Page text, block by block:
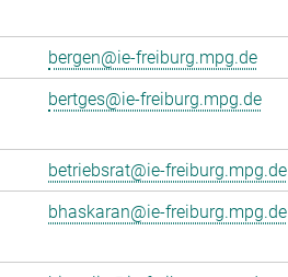
bergen@ie-freiburg.mpg.de
bertges@ie-freiburg.mpg.de
betriebsrat@ie-freiburg.mpg.de
bhaskaran@ie-freiburg.mpg.de